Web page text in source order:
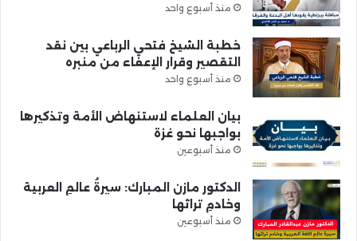
منذ أسبوع واحد
خطبة الشيخ فتحي الرباعي بين نقد
التقصير وقرار الإعفاء من منبره
منذ أسبوع واحد
بيان العلماء لاستنهاض الأمة وتذكيرها
بواجبها نحو غزة
منذ أسبوعين
الدكتور مازن المبارك: سيرةُ عالمِ العربية
وخادمِ تراثها
منذ أسبوعين